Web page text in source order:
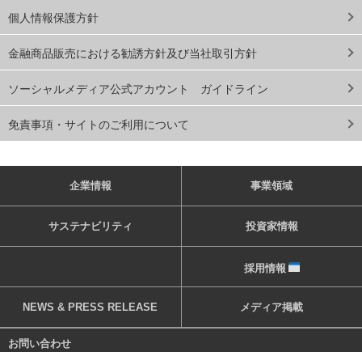
個人情報保護方針
金融商品販売における勧誘方針及び当社取引方針
ソーシャルメディア公式アカウント ガイドライン
免責事項・サイトのご利用について
企業情報 事業領域
サステナビリティ 投資家情報
採用情報
NEWS & PRESS RELEASE メディア掲載
お問い合わせ